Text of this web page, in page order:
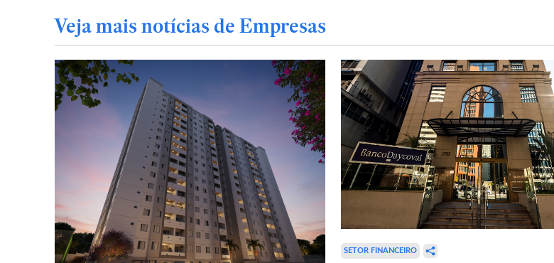
Veja mais notícias de Empresas
SETOR FINANCEIRO